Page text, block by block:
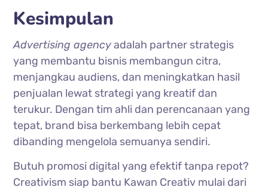
Kesimpulan
Advertising agencyadalah partner strategis
yang membantu bisnis membangun citra,
menjangkau audiens, dan meningkatkan hasil
penjualan lewat strategi yang kreatif dan
terukur. Dengan tim ahli dan perencanaan yang
tepat, brand bisa berkembang lebih cepat
dibanding mengelola semuanya sendiri.
Butuh promosi digital yang efektif tanpa repot?
Creativism siap bantu Kawan Creativ mulai dari